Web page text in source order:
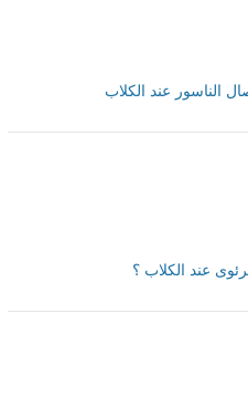
الناسور عند الكلاب
عند الكلاب ؟